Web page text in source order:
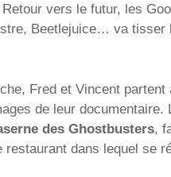
vers le futur, les
Beetlejuice… va tisser
Fred et Vincent
de leur
des Ghostbusters,
restaurant dans lequel se